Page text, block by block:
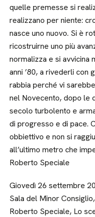
quelle premesse si
realizzano per niente:
nasce uno nuovo. Si è
ricostruirne uno più
normalizza e si avvicina
anni ’80, a rivederli con
rabbia perché vi
nel Novecento, dopo le
secolo turbolento e
di progresso e di pace.
obbiettivo e non si
all’ultimo metro che
Roberto Speciale
Giovedì 26 settembre
Sala del Minor
Roberto Speciale, Lo